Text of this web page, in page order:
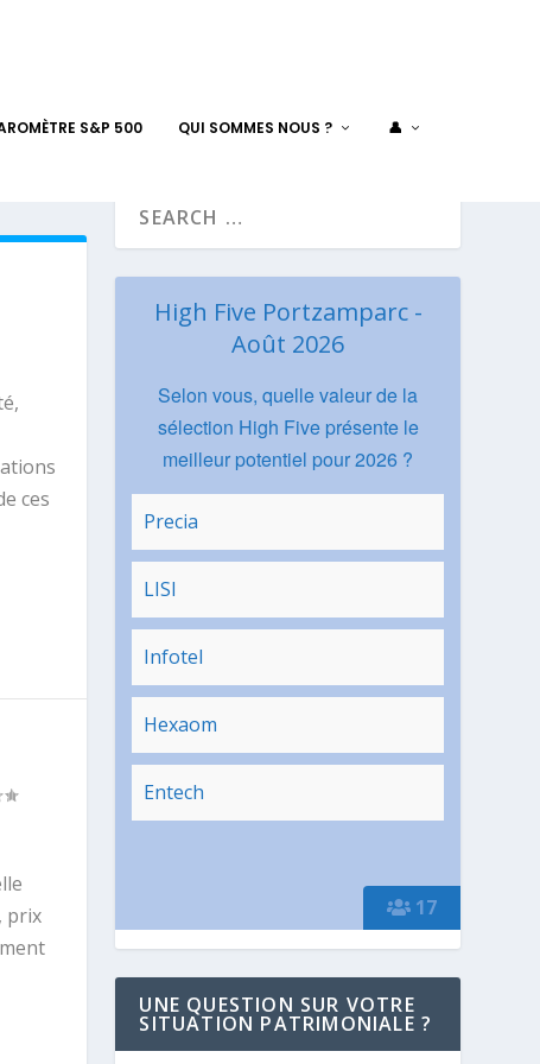
S&P 500 QUI SOMMES NOUS ? 👤
ces
prix
17
High Five Portzamparc -
Août 2026
Selon vous, quelle valeur de la
sélection High Five présente le
meilleur potentiel pour 2026 ?
Precia
LISI
Infotel
Hexaom
Entech
UNE QUESTION SUR VOTRE
SITUATION PATRIMONIALE ?